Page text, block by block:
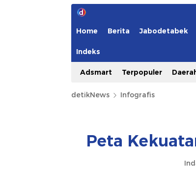
Home Berita Jabodetabek
Indeks
Adsmart Terpopuler
detikNews Infografis
Peta